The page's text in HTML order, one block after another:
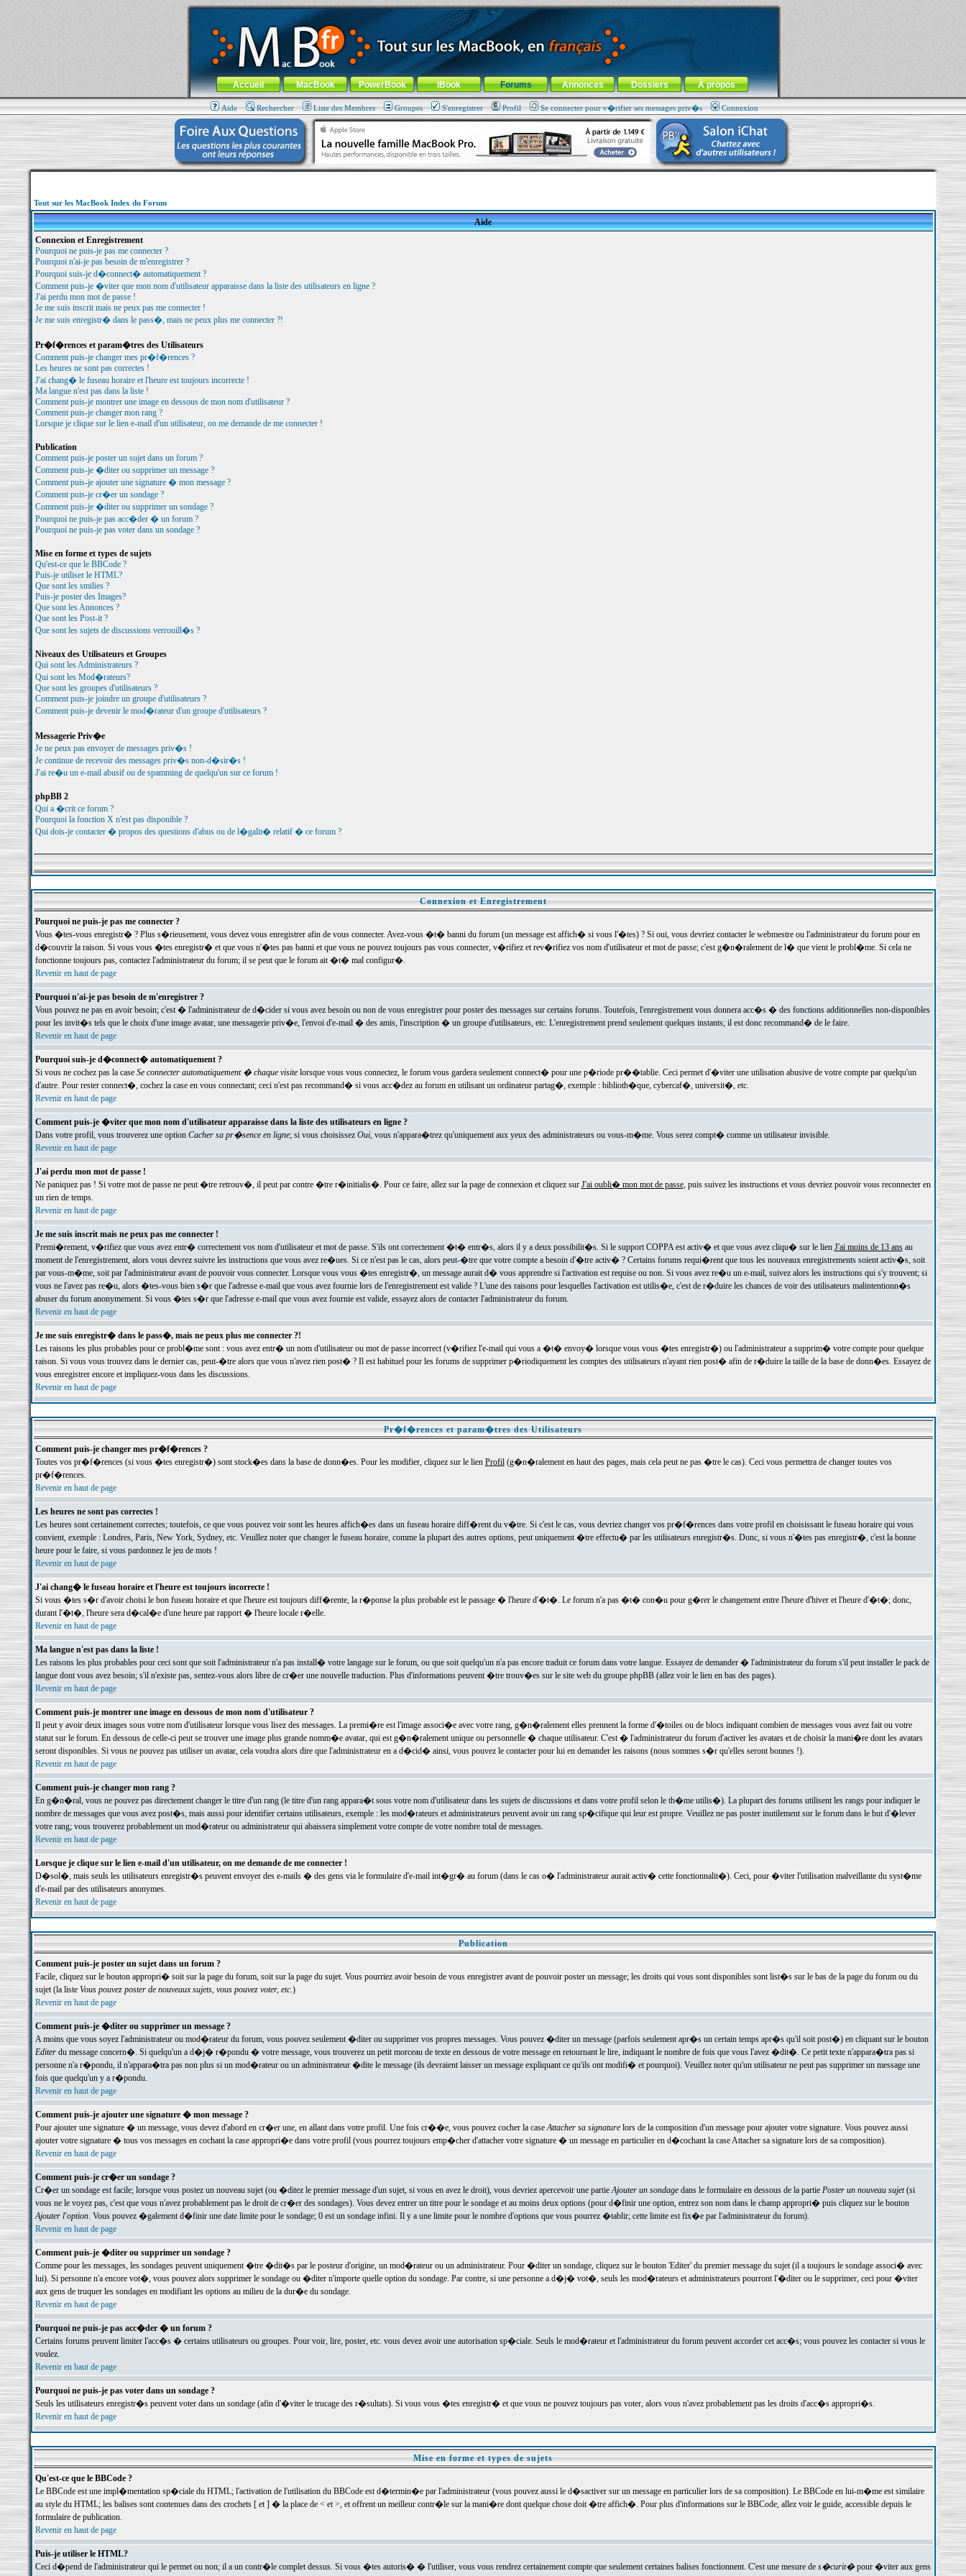
MacBook-fr.com : 100% Apple... 100% nomade !
Aller au contenu-Aller au menu général-Aller au menu de la rubrique
Menu général
Accueil MacBook PowerBook iBook Forums Annonces Dossiers À propos
Aide Rechercher Liste des Membres Groupes S'enregistrer Profil Se connecter pour v�rifier ses messages priv�s Connexion
Tout sur les MacBook Index du Forum
Aide
Connexion et Enregistrement
Pourquoi ne puis-je pas me connecter ?
Pourquoi n'ai-je pas besoin de m'enregistrer ?
Pourquoi suis-je d�connect� automatiquement ?
Comment puis-je �viter que mon nom d'utilisateur apparaisse dans la liste des utilisateurs en ligne ?
J'ai perdu mon mot de passe !
Je me suis inscrit mais ne peux pas me connecter !
Je me suis enregistr� dans le pass�, mais ne peux plus me connecter ?!
Pr�f�rences et param�tres des Utilisateurs
Comment puis-je changer mes pr�f�rences ?
Les heures ne sont pas correctes !
J'ai chang� le fuseau horaire et l'heure est toujours incorrecte !
Ma langue n'est pas dans la liste !
Comment puis-je montrer une image en dessous de mon nom d'utilisateur ?
Comment puis-je changer mon rang ?
Lorsque je clique sur le lien e-mail d'un utilisateur, on me demande de me connecter !
Publication
Comment puis-je poster un sujet dans un forum ?
Comment puis-je �diter ou supprimer un message ?
Comment puis-je ajouter une signature � mon message ?
Comment puis-je cr�er un sondage ?
Comment puis-je �diter ou supprimer un sondage ?
Pourquoi ne puis-je pas acc�der � un forum ?
Pourquoi ne puis-je pas voter dans un sondage ?
Mise en forme et types de sujets
Qu'est-ce que le BBCode ?
Puis-je utiliser le HTML?
Que sont les smilies ?
Puis-je poster des Images?
Que sont les Annonces ?
Que sont les Post-it ?
Que sont les sujets de discussions verrouill�s ?
Niveaux des Utilisateurs et Groupes
Qui sont les Administrateurs ?
Qui sont les Mod�rateurs?
Que sont les groupes d'utilisateurs ?
Comment puis-je joindre un groupe d'utilisateurs ?
Comment puis-je devenir le mod�rateur d'un groupe d'utilisateurs ?
Messagerie Priv�e
Je ne peux pas envoyer de messages priv�s !
Je continue de recevoir des messages priv�s non-d�sir�s !
J'ai re�u un e-mail abusif ou de spamming de quelqu'un sur ce forum !
phpBB 2
Qui a �crit ce forum ?
Pourquoi la fonction X n'est pas disponible ?
Qui dois-je contacter � propos des questions d'abus ou de l�galit� relatif � ce forum ?
Connexion et Enregistrement
Pourquoi ne puis-je pas me connecter ?
Vous �tes-vous enregistr� ? Plus s�rieusement, vous devez vous enregistrer afin de vous connecter. Avez-vous �t� banni du forum (un message est affich� si vous l'�tes) ? Si oui, vous devriez contacter le webmestre ou l'administrateur du forum pour en
d�couvrir la raison. Si vous vous �tes enregistr� et que vous n'�tes pas banni et que vous ne pouvez toujours pas vous connecter, v�rifiez et rev�rifiez vos nom d'utilisateur et mot de passe; c'est g�n�ralement de l� que vient le probl�me. Si cela ne
fonctionne toujours pas, contactez l'administrateur du forum; il se peut que le forum ait �t� mal configur�.
Revenir en haut de page
Pourquoi n'ai-je pas besoin de m'enregistrer ?
Vous pouvez ne pas en avoir besoin; c'est � l'administrateur de d�cider si vous avez besoin ou non de vous enregistrer pour poster des messages sur certains forums. Toutefois, l'enregistrement vous donnera acc�s � des fonctions additionnelles non-disponibles
pour les invit�s tels que le choix d'une image avatar, une messagerie priv�e, l'envoi d'e-mail � des amis, l'inscription � un groupe d'utilisateurs, etc. L'enregistrement prend seulement quelques instants; il est donc recommand� de le faire.
Revenir en haut de page
Pourquoi suis-je d�connect� automatiquement ?
Si vous ne cochez pas la case Se connecter automatiquement � chaque visitelorsque vous vous connectez, le forum vous gardera seulement connect� pour une p�riode pr��tablie. Ceci permet d'�viter une utilisation abusive de votre compte par quelqu'un
d'autre. Pour rester connect�, cochez la case en vous connectant; ceci n'est pas recommand� si vous acc�dez au forum en utilisant un ordinateur partag�, exemple : biblioth�que, cybercaf�, universit�, etc.
Revenir en haut de page
Comment puis-je �viter que mon nom d'utilisateur apparaisse dans la liste des utilisateurs en ligne ?
Dans votre profil, vous trouverez une option Cacher sa pr�sence en ligne; si vous choisissez Oui, vous n'appara�trez qu'uniquement aux yeux des administrateurs ou vous-m�me. Vous serez compt� comme un utilisateur invisible.
Revenir en haut de page
J'ai perdu mon mot de passe !
Ne paniquez pas ! Si votre mot de passe ne peut �tre retrouv�, il peut par contre �tre r�initialis�. Pour ce faire, allez sur la page de connexion et cliquez sur J'ai oubli� mon mot de passe, puis suivez les instructions et vous devriez pouvoir vous reconnecter en
un rien de temps.
Revenir en haut de page
Je me suis inscrit mais ne peux pas me connecter !
Premi�rement, v�rifiez que vous avez entr� correctement vos nom d'utilisateur et mot de passe. S'ils ont correctement �t� entr�s, alors il y a deux possibilit�s. Si le support COPPA est activ� et que vous avez cliqu� sur le lien J'ai moins de 13 ansau
moment de l'enregistrement, alors vous devrez suivre les instructions que vous avez re�ues. Si ce n'est pas le cas, alors peut-�tre que votre compte a besoin d'�tre activ� ? Certains forums requi�rent que tous les nouveaux enregistrements soient activ�s, soit
par vous-m�me, soit par l'administrateur avant de pouvoir vous connecter. Lorsque vous vous �tes enregistr�, un message aurait d� vous apprendre si l'activation est requise ou non. Si vous avez re�u un e-mail, suivez alors les instructions qui s'y trouvent; si
vous ne l'avez pas re�u, alors �tes-vous bien s�r que l'adresse e-mail que vous avez fournie lors de l'enregistrement est valide ? L'une des raisons pour lesquelles l'activation est utilis�e, c'est de r�duire les chances de voir des utilisateurs malintentionn�s
abuser du forum anonymement. Si vous �tes s�r que l'adresse e-mail que vous avez fournie est valide, essayez alors de contacter l'administrateur du forum.
Revenir en haut de page
Je me suis enregistr� dans le pass�, mais ne peux plus me connecter ?!
Les raisons les plus probables pour ce probl�me sont : vous avez entr� un nom d'utilisateur ou mot de passe incorrect (v�rifiez l'e-mail qui vous a �t� envoy� lorsque vous vous �tes enregistr�) ou l'administrateur a supprim� votre compte pour quelque
raison. Si vous vous trouvez dans le dernier cas, peut-�tre alors que vous n'avez rien post� ? Il est habituel pour les forums de supprimer p�riodiquement les comptes des utilisateurs n'ayant rien post� afin de r�duire la taille de la base de donn�es. Essayez de
vous enregistrer encore et impliquez-vous dans les discussions.
Revenir en haut de page
Pr�f�rences et param�tres des Utilisateurs
Comment puis-je changer mes pr�f�rences ?
Toutes vos pr�f�rences (si vous �tes enregistr�) sont stock�es dans la base de donn�es. Pour les modifier, cliquez sur le lien Profil(g�n�ralement en haut des pages, mais cela peut ne pas �tre le cas). Ceci vous permettra de changer toutes vos
pr�f�rences.
Revenir en haut de page
Les heures ne sont pas correctes !
Les heures sont certainement correctes; toutefois, ce que vous pouvez voir sont les heures affich�es dans un fuseau horaire diff�rent du v�tre. Si c'est le cas, vous devriez changer vos pr�f�rences dans votre profil en choisissant le fuseau horaire qui vous
convient, exemple : Londres, Paris, New York, Sydney, etc. Veuillez noter que changer le fuseau horaire, comme la plupart des autres options, peut uniquement �tre effectu� par les utilisateurs enregistr�s. Donc, si vous n'�tes pas enregistr�, c'est la bonne
heure pour le faire, si vous pardonnez le jeu de mots !
Revenir en haut de page
J'ai chang� le fuseau horaire et l'heure est toujours incorrecte !
Si vous �tes s�r d'avoir choisi le bon fuseau horaire et que l'heure est toujours diff�rente, la r�ponse la plus probable est le passage � l'heure d'�t�. Le forum n'a pas �t� con�u pour g�rer le changement entre l'heure d'hiver et l'heure d'�t�; donc,
durant l'�t�, l'heure sera d�cal�e d'une heure par rapport � l'heure locale r�elle.
Revenir en haut de page
Ma langue n'est pas dans la liste !
Les raisons les plus probables pour ceci sont que soit l'administrateur n'a pas install� votre langage sur le forum, ou que soit quelqu'un n'a pas encore traduit ce forum dans votre langue. Essayez de demander � l'administrateur du forum s'il peut installer le pack de
langue dont vous avez besoin; s'il n'existe pas, sentez-vous alors libre de cr�er une nouvelle traduction. Plus d'informations peuvent �tre trouv�es sur le site web du groupe phpBB (allez voir le lien en bas des pages).
Revenir en haut de page
Comment puis-je montrer une image en dessous de mon nom d'utilisateur ?
Il peut y avoir deux images sous votre nom d'utilisateur lorsque vous lisez des messages. La premi�re est l'image associ�e avec votre rang, g�n�ralement elles prennent la forme d'�toiles ou de blocs indiquant combien de messages vous avez fait ou votre
statut sur le forum. En dessous de celle-ci peut se trouver une image plus grande nomm�e avatar, qui est g�n�ralement unique ou personnelle � chaque utilisateur. C'est � l'administrateur du forum d'activer les avatars et de choisir la mani�re dont les avatars
seront disponibles. Si vous ne pouvez pas utiliser un avatar, cela voudra alors dire que l'administrateur en a d�cid� ainsi, vous pouvez le contacter pour lui en demander les raisons (nous sommes s�r qu'elles seront bonnes !).
Revenir en haut de page
Comment puis-je changer mon rang ?
En g�n�ral, vous ne pouvez pas directement changer le titre d'un rang (le titre d'un rang appara�t sous votre nom d'utilisateur dans les sujets de discussions et dans votre profil selon le th�me utilis�). La plupart des forums utilisent les rangs pour indiquer le
nombre de messages que vous avez post�s, mais aussi pour identifier certains utilisateurs, exemple : les mod�rateurs et administrateurs peuvent avoir un rang sp�cifique qui leur est propre. Veuillez ne pas poster inutilement sur le forum dans le but d'�lever
votre rang; vous trouverez probablement un mod�rateur ou administrateur qui abaissera simplement votre compte de votre nombre total de messages.
Revenir en haut de page
Lorsque je clique sur le lien e-mail d'un utilisateur, on me demande de me connecter !
D�sol�, mais seuls les utilisateurs enregistr�s peuvent envoyer des e-mails � des gens via le formulaire d'e-mail int�gr� au forum (dans le cas o� l'administrateur aurait activ� cette fonctionnalit�). Ceci, pour �viter l'utilisation malveillante du syst�me
d'e-mail par des utilisateurs anonymes.
Revenir en haut de page
Publication
Comment puis-je poster un sujet dans un forum ?
Facile, cliquez sur le bouton appropri� soit sur la page du forum, soit sur la page du sujet. Vous pourriez avoir besoin de vous enregistrer avant de pouvoir poster un message; les droits qui vous sont disponibles sont list�s sur le bas de la page du forum ou du
sujet (la liste Vous pouvez poster de nouveaux sujets, vous pouvez voter, etc.)
Revenir en haut de page
Comment puis-je �diter ou supprimer un message ?
A moins que vous soyez l'administrateur ou mod�rateur du forum, vous pouvez seulement �diter ou supprimer vos propres messages. Vous pouvez �diter un message (parfois seulement apr�s un certain temps apr�s qu'il soit post�) en cliquant sur le bouton
Editerdu message concern�. Si quelqu'un a d�j� r�pondu � votre message, vous trouverez un petit morceau de texte en dessous de votre message en retournant le lire, indiquant le nombre de fois que vous l'avez �dit�. Ce petit texte n'appara�tra pas si
personne n'a r�pondu, il n'appara�tra pas non plus si un mod�rateur ou un administrateur �dite le message (ils devraient laisser un message expliquant ce qu'ils ont modifi� et pourquoi). Veuillez noter qu'un utilisateur ne peut pas supprimer un message une
fois que quelqu'un y a r�pondu.
Revenir en haut de page
Comment puis-je ajouter une signature � mon message ?
Pour ajouter une signature � un message, vous devez d'abord en cr�er une, en allant dans votre profil. Une fois cr��e, vous pouvez cocher la caseAttacher sa signaturelors de la composition d'un message pour ajouter votre signature. Vous pouvez aussi
ajouter votre signature � tous vos messages en cochant la case appropri�e dans votre profil (vous pourrez toujours emp�cher d'attacher votre signature � un message en particulier en d�cochant la case Attacher sa signature lors de sa composition).
Revenir en haut de page
Comment puis-je cr�er un sondage ?
Cr�er un sondage est facile; lorsque vous postez un nouveau sujet (ou �ditez le premier message d'un sujet, si vous en avez le droit), vous devriez apercevoir une partieAjouter un sondagedans le formulaire en dessous de la partie Poster un nouveau sujet(si
vous ne le voyez pas, c'est que vous n'avez probablement pas le droit de cr�er des sondages). Vous devez entrer un titre pour le sondage et au moins deux options (pour d�finir une option, entrez son nom dans le champ appropri� puis cliquez sur le bouton
Ajouter l'option. Vous pouvez �galement d�finir une date limite pour le sondage; 0 est un sondage infini. Il y a une limite pour le nombre d'options que vous pourrez �tablir; cette limite est fix�e par l'administrateur du forum).
Revenir en haut de page
Comment puis-je �diter ou supprimer un sondage ?
Comme pour les messages, les sondages peuvent uniquement �tre �dit�s par le posteur d'origine, un mod�rateur ou un administrateur. Pour �diter un sondage, cliquez sur le bouton 'Editer' du premier message du sujet (il a toujours le sondage associ� avec
lui). Si personne n'a encore vot�, vous pouvez alors supprimer le sondage ou �diter n'importe quelle option du sondage. Par contre, si une personne a d�j� vot�, seuls les mod�rateurs et administrateurs pourront l'�diter ou le supprimer, ceci pour �viter
aux gens de truquer les sondages en modifiant les options au milieu de la dur�e du sondage.
Revenir en haut de page
Pourquoi ne puis-je pas acc�der � un forum ?
Certains forums peuvent limiter l'acc�s � certains utilisateurs ou groupes. Pour voir, lire, poster, etc. vous devez avoir une autorisation sp�ciale. Seuls le mod�rateur et l'administrateur du forum peuvent accorder cet acc�s; vous pouvez les contacter si vous le
voulez.
Revenir en haut de page
Pourquoi ne puis-je pas voter dans un sondage ?
Seuls les utilisateurs enregistr�s peuvent voter dans un sondage (afin d'�viter le trucage des r�sultats). Si vous vous �tes enregistr� et que vous ne pouvez toujours pas voter, alors vous n'avez probablement pas les droits d'acc�s appropri�s.
Revenir en haut de page
Mise en forme et types de sujets
Qu'est-ce que le BBCode ?
Le BBCode est une impl�mentation sp�ciale du HTML; l'activation de l'utilisation du BBCode est d�termin�e par l'administrateur (vous pouvez aussi le d�sactiver sur un message en particulier lors de sa composition). Le BBCode en lui-m�me est similaire
au style du HTML; les balises sont contenues dans des crochets [ et ] � la place de < et >, et offrent un meilleur contr�le sur la mani�re dont quelque chose doit �tre affich�. Pour plus d'informations sur le BBCode, allez voir le guide, accessible depuis le
formulaire de publication.
Revenir en haut de page
Puis-je utiliser le HTML?
Ceci d�pend de l'administrateur qui le permet ou non; il a un contr�le complet dessus. Si vous �tes autoris� � l'utiliser, vous vous rendrez certainement compte que seulement certaines balises fonctionnent. C'est une mesure de s�curit�pour �viter aux gens